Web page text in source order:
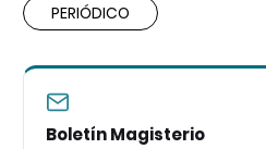
PERIÓDICO
Boletín Magisterio